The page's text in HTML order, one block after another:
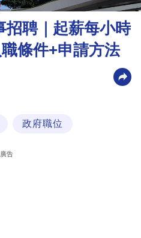
招聘｜起薪每小時
條件+申請方法
政府職位
廣告